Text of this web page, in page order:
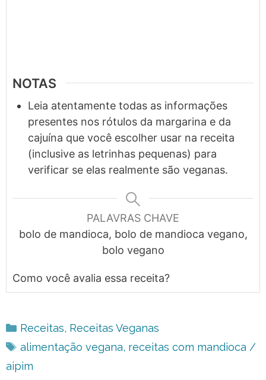
NOTAS
Leia atentamente todas as informações
presentes nos rótulos da margarina e da
cajuína que você escolher usar na receita
(inclusive as letrinhas pequenas) para
verificar se elas realmente são veganas.
PALAVRAS CHAVE
bolo de mandioca, bolo de mandioca vegano,
bolo vegano
Como você avalia essa receita?
Categorias
Receitas, Receitas Veganas
Tags
alimentação vegana, receitas com mandioca /
aipim